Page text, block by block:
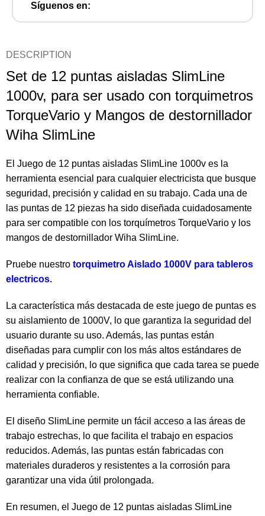
Síguenos en:
DESCRIPTION
Set de 12 puntas aisladas SlimLine
1000v, para ser usado con torquimetros
TorqueVario y Mangos de destornillador
Wiha SlimLine
El Juego de 12 puntas aisladas SlimLine 1000v es la
herramienta esencial para cualquier electricista que busque
seguridad, precisión y calidad en su trabajo. Cada una de
las puntas de 12 piezas ha sido diseñada cuidadosamente
para ser compatible con los torquímetros TorqueVario y los
mangos de destornillador Wiha SlimLine.
Pruebe nuestro torquimetro Aislado 1000V para tableros
electricos.
La característica más destacada de este juego de puntas es
su aislamiento de 1000V, lo que garantiza la seguridad del
usuario durante su uso. Además, las puntas están
diseñadas para cumplir con los más altos estándares de
calidad y precisión, lo que significa que cada tarea se puede
realizar con la confianza de que se está utilizando una
herramienta confiable.
El diseño SlimLine permite un fácil acceso a las áreas de
trabajo estrechas, lo que facilita el trabajo en espacios
reducidos. Además, las puntas están fabricadas con
materiales duraderos y resistentes a la corrosión para
garantizar una vida útil prolongada.
En resumen, el Juego de 12 puntas aisladas SlimLine